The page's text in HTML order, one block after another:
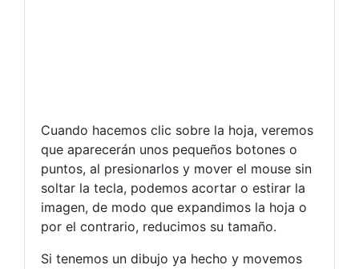
Cuando hacemos clic sobre la hoja, veremos
que aparecerán unos pequeños botones o
puntos, al presionarlos y mover el mouse sin
soltar la tecla, podemos acortar o estirar la
imagen, de modo que expandimos la hoja o
por el contrario, reducimos su tamaño.
Si tenemos un dibujo ya hecho y movemos